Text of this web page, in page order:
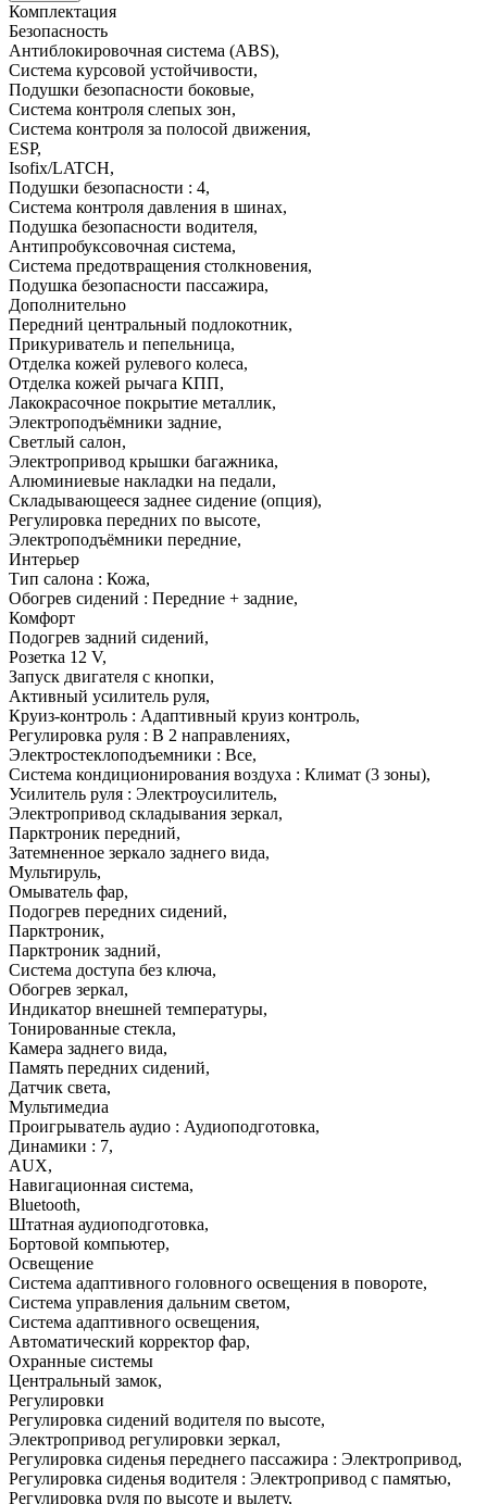
Комплектация
Безопасность
Антиблокировочная система (ABS),
Система курсовой устойчивости,
Подушки безопасности боковые,
Система контроля слепых зон,
Система контроля за полосой движения,
ESP,
Isofix/LATCH,
Подушки безопасности : 4,
Система контроля давления в шинах,
Подушка безопасности водителя,
Антипробуксовочная система,
Система предотвращения столкновения,
Подушка безопасности пассажира,
Дополнительно
Передний центральный подлокотник,
Прикуриватель и пепельница,
Отделка кожей рулевого колеса,
Отделка кожей рычага КПП,
Лакокрасочное покрытие металлик,
Электроподъёмники задние,
Светлый салон,
Электропривод крышки багажника,
Алюминиевые накладки на педали,
Складывающееся заднее сидение (опция),
Регулировка передних по высоте,
Электроподъёмники передние,
Интерьер
Тип салона : Кожа,
Обогрев сидений : Передние + задние,
Комфорт
Подогрев задний сидений,
Розетка 12 V,
Запуск двигателя с кнопки,
Активный усилитель руля,
Круиз-контроль : Адаптивный круиз контроль,
Регулировка руля : В 2 направлениях,
Электростеклоподъемники : Все,
Система кондиционирования воздуха : Климат (3 зоны),
Усилитель руля : Электроусилитель,
Электропривод складывания зеркал,
Парктроник передний,
Затемненное зеркало заднего вида,
Мультируль,
Омыватель фар,
Подогрев передних сидений,
Парктроник,
Парктроник задний,
Система доступа без ключа,
Обогрев зеркал,
Индикатор внешней температуры,
Тонированные стекла,
Камера заднего вида,
Память передних сидений,
Датчик света,
Мультимедиа
Проигрыватель аудио : Аудиоподготовка,
Динамики : 7,
AUX,
Навигационная система,
Bluetooth,
Штатная аудиоподготовка,
Бортовой компьютер,
Освещение
Система адаптивного головного освещения в повороте,
Система управления дальним светом,
Система адаптивного освещения,
Автоматический корректор фар,
Охранные системы
Центральный замок,
Регулировки
Регулировка сидений водителя по высоте,
Электропривод регулировки зеркал,
Регулировка сиденья переднего пассажира : Электропривод,
Регулировка сиденья водителя : Электропривод с памятью,
Регулировка руля по высоте и вылету,